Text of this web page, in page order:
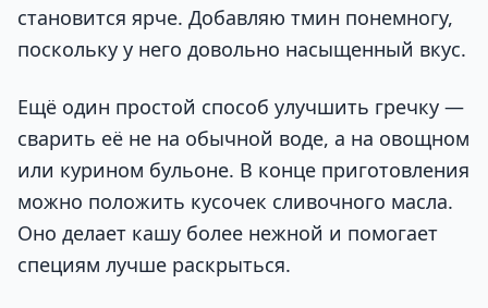
становится ярче. Добавляю тмин понемногу,
поскольку у него довольно насыщенный вкус.
Ещё один простой способ улучшить гречку —
сварить её не на обычной воде, а на овощном
или курином бульоне. В конце приготовления
можно положить кусочек сливочного масла.
Оно делает кашу более нежной и помогает
специям лучше раскрыться.